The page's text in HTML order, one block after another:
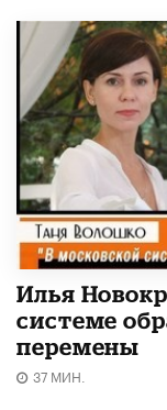
Илья
системе
перемены
37 МИН.